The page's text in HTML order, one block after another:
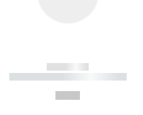
------------
----------- ----------- ----------